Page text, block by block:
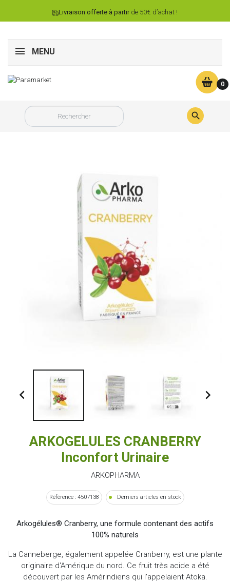
Livraison offerte à partirde 50€ d’achat !
MENU
0

 
ARKOGELULES CRANBERRY
Inconfort Urinaire
ARKOPHARMA
Référence : 4507138 Derniers articles en stock
Arkogélules® Cranberry, une formule contenant des actifs
100% naturels
La Canneberge, également appelée Cranberry, est une plante
originaire d'Amérique du nord. Ce fruit très acide a été
découvert par les Amérindiens qui l'appelaient Atoka.